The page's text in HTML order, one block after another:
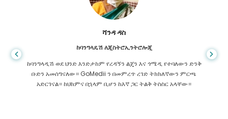
ሻንዳ ዳስ
ከባንግላዴሽ ለጂስትሮኢንትሮሎጂ
ከባንግላዲሽ ወደ ህንድ እንድታከም የረዳኝን ልጄን እና ጎሜዲ የተባለውን ድንቅ
ቡድን አመሰግናለው። GoMedii ን በመምረጥ ረገድ ትክክለኛውን ምርጫ
አድርገናል። ከህክምና በኋላም ቢሆን ከእኛ ጋር ትልቅ ትስስር አላቸው።